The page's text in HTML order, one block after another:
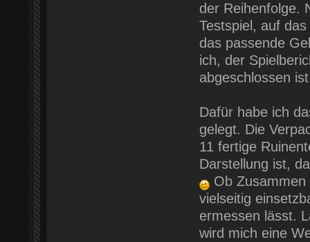
der Reihenfolge.
Testspiel, auf
das passende
ich, der
abgeschlossen
Dafür habe ich
gelegt. Die
11 fertige
Darstellung ist,
Ob Zusammen
vielseitig
ermessen lässt.
wird mich eine